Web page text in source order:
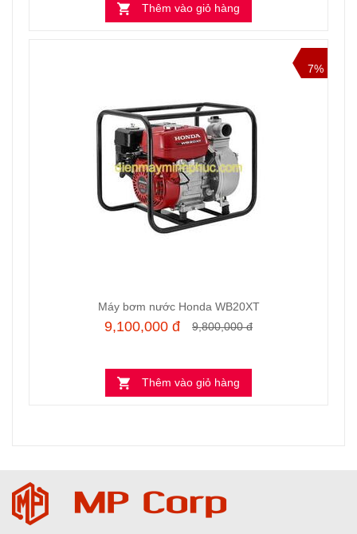
Thêm vào giỏ hàng
7%
Máy bơm nước Honda WB20XT
9,100,000 đ 9,800,000 đ
Thêm vào giỏ hàng